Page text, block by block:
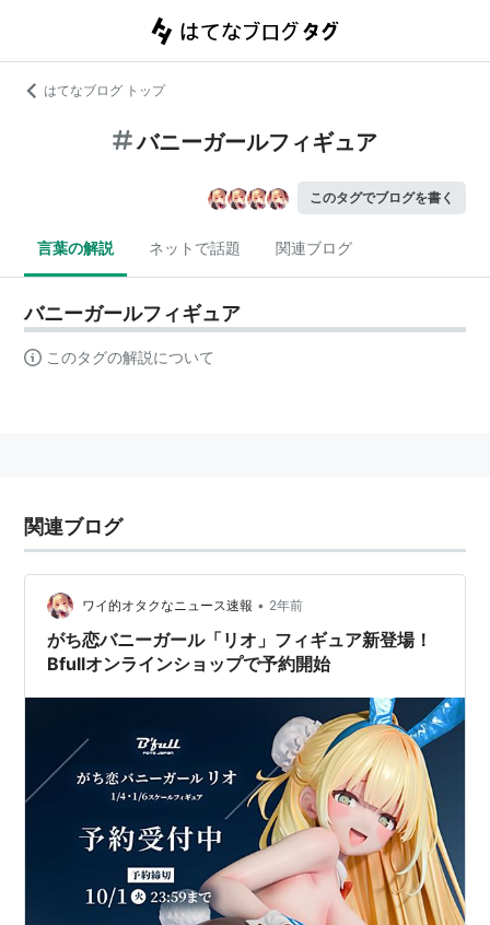
はてなブログ トップ
バニーガールフィギュア
このタグでブログを書く
言葉の解説 ネットで話題 関連ブログ
バニーガールフィギュア
このタグの解説について
関連ブログ
ワイ的オタクなニュース速報 • 2年前
がち恋バニーガール「リオ」フィギュア新登場！
Bfullオンラインショップで予約開始